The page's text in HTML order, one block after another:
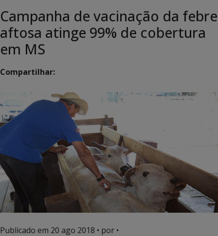
Campanha de vacinação da febre
aftosa atinge 99% de cobertura
em MS
Compartilhar:
Publicado em 20 ago 2018 • por •